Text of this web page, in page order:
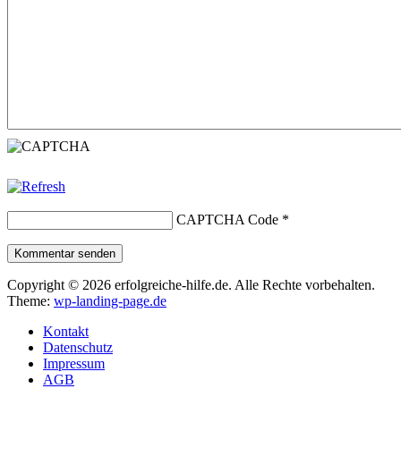
CAPTCHA Code *
Kommentar senden
Copyright © 2026 erfolgreiche-hilfe.de. Alle Rechte vorbehalten.
Theme: wp-landing-page.de
Kontakt
Datenschutz
Impressum
AGB